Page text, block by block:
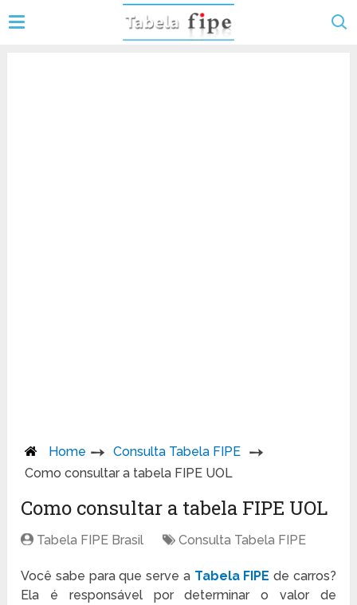
Home
Consulta Tabela FIPE
Como consultar a tabela FIPE UOL
Como consultar a tabela FIPE UOL
Tabela FIPE Brasil Consulta Tabela FIPE
Você sabe para que serve a Tabela FIPE de carros?
Ela é responsável por determinar o valor de